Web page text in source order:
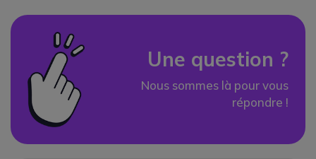
Une question ?
Nous sommes là pour vous
répondre !